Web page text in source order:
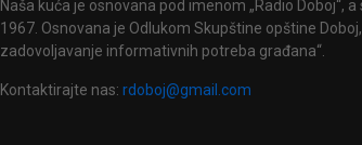
Naša kuća je osnovana pod imenom „Radio Doboj“,
1967. Osnovana je Odlukom Skupštine opštine
zadovoljavanje informativnih potreba građana“.
Kontaktirajte nas: rdoboj@gmail.com